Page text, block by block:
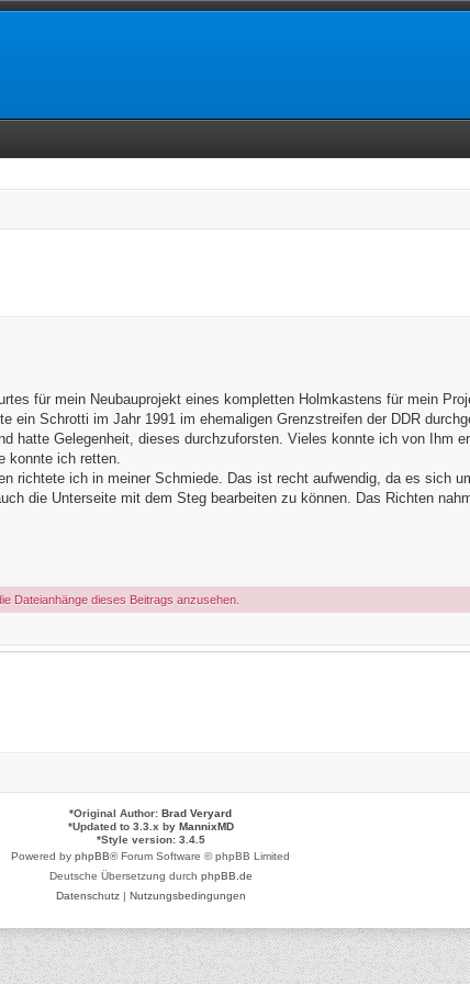
für mein Neubauprojekt eines kompletten Holmkastens für mein
ein Schrotti im Jahr 1991 im ehemaligen Grenzstreifen der DDR
hatte Gelegenheit, dieses durchzuforsten. Vieles konnte ich von Ihm
konnte ich retten.
richtete ich in meiner Schmiede. Das ist recht aufwendig, da es sich
die Unterseite mit dem Steg bearbeiten zu können. Das Richten
Dateianhänge dieses Beitrags anzusehen.
*Original Author: Brad Veryard
*Updated to 3.3.x by MannixMD
*Style version: 3.4.5
Powered by phpBB® Forum Software © phpBB Limited
Deutsche Übersetzung durch phpBB.de
Datenschutz| Nutzungsbedingungen